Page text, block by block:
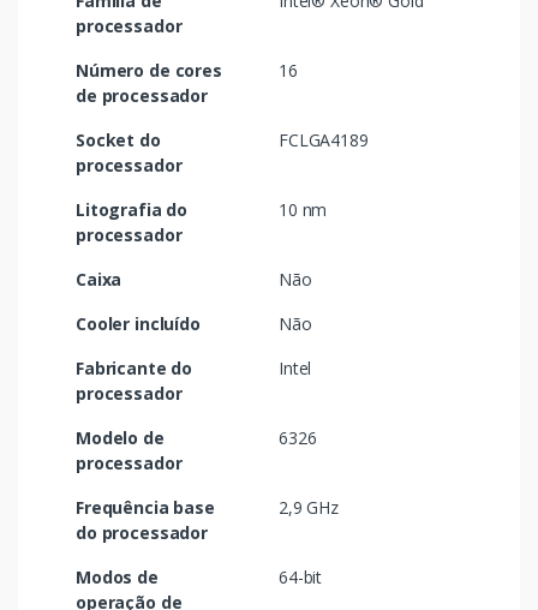
processador
Número de cores
de processador
16
Socket do
processador
FCLGA4189
Litografia do
processador
10 nm
Caixa
Não
Cooler incluído
Não
Fabricante do
processador
Intel
Modelo de
processador
6326
Frequência base
do processador
2,9 GHz
Modos de
operação de
64-bit